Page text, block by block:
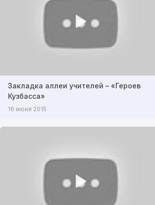
Закладка аллеи учителей – «Героев
Кузбасса»
16 июня 2015